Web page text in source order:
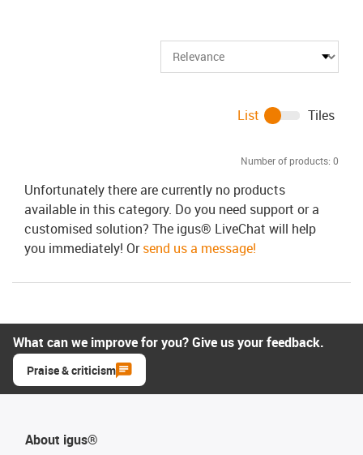
Number of products: 0
List Tiles
Unfortunately there are currently no products
available in this category. Do you need support or a
customised solution? The igus® LiveChat will help
you immediately! Orsend us a message!
What can we improve for you? Give us your feedback.
Praise & criticism
About igus®